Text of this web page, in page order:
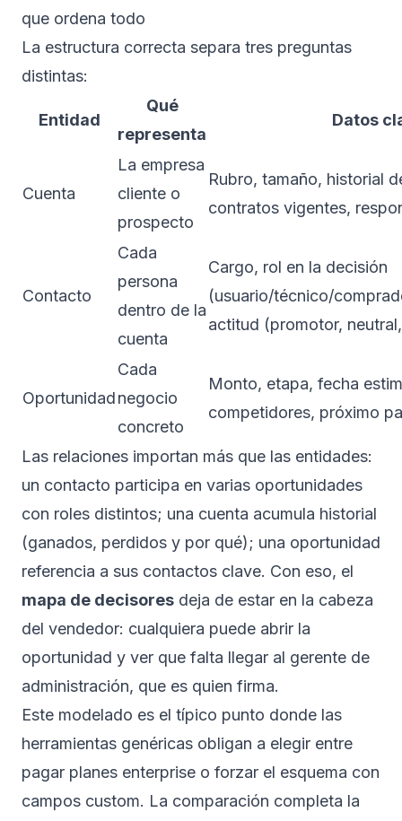
que ordena todo
La estructura correcta separa tres preguntas
distintas:
Entidad
Qué
representa
Datos
Cuenta
La empresa
cliente o
prospecto
Rubro, tamaño, historial
contratos vigentes,
Contacto
Cada
persona
dentro de la
cuenta
Cargo, rol en la decisión
(usuario/técnico/
actitud (promotor,
Oportunidad
Cada
negocio
concreto
Monto, etapa, fecha
competidores, próximo
Las relaciones importan más que las entidades:
un contacto participa en varias oportunidades
con roles distintos; una cuenta acumula historial
(ganados, perdidos y por qué); una oportunidad
referencia a sus contactos clave. Con eso, el
mapa de decisores deja de estar en la cabeza
del vendedor: cualquiera puede abrir la
oportunidad y ver que falta llegar al gerente de
administración, que es quien firma.
Este modelado es el típico punto donde las
herramientas genéricas obligan a elegir entre
pagar planes enterprise o forzar el esquema con
campos custom. La comparación completa la